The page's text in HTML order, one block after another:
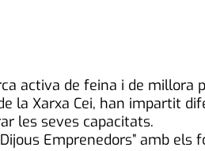
activa de feina i de millora
la Xarxa Cei, han impartit
les seves capacitats.
Emprenedors” amb els